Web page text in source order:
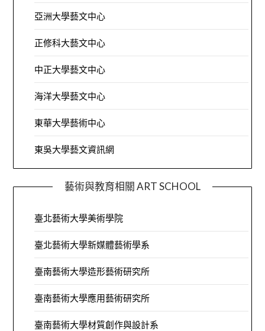
亞洲大學藝文中心
正修科大藝文中心
中正大學藝文中心
海洋大學藝文中心
東華大學藝術中心
東吳大學藝文資訊網
藝術與教育相關 ART SCHOOL
臺北藝術大學美術學院
臺北藝術大學新媒體藝術學系
臺南藝術大學造形藝術研究所
臺南藝術大學應用藝術研究所
臺南藝術大學材質創作與設計系